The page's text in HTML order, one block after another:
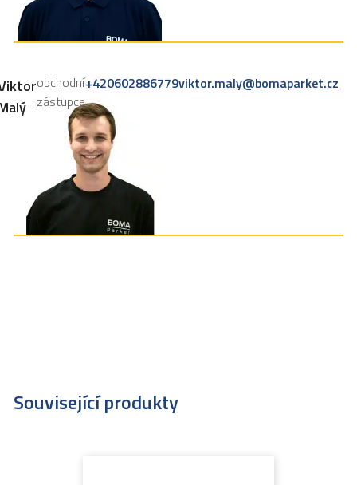
obchodní
zástupce
+420602886779viktor.maly@bomaparket.cz
Související produkty